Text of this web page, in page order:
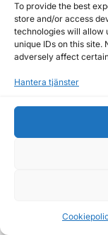
To provide the best
store and/or access
technologies will allow
unique IDs on this
adversely affect
Hantera tjänster
AvAffärsstaden
2 minutes of
De flesta
produktionen
Med Vreta
enligt VCO